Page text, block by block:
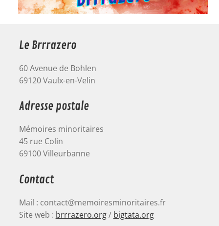
Le Brrrazero
60 Avenue de Bohlen
69120 Vaulx-en-Velin
Adresse postale
Mémoires minoritaires
45 rue Colin
69100 Villeurbanne
Contact
Mail : contact@memoiresminoritaires.fr
Site web : brrrazero.org/ bigtata.org